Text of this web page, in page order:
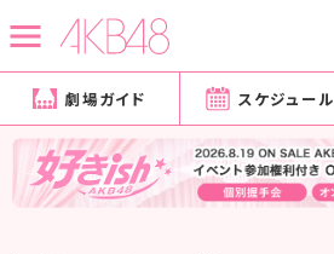
劇場ガイド スケジュール